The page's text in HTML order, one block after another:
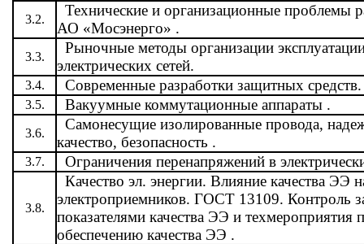
3.2.
Технические и организационные проблемы
АО «Мосэнерго» .
3.3.
Рыночные методы организации
электрических сетей.
3.4. Современные разработки защитных средств.
3.5. Вакуумные коммутационные аппараты .
3.6.
Самонесущие изолированные провода,
качество, безопасность .
3.7. Ограничения перенапряжений в
3.8.
Качество эл. энергии. Влияние качества ЭЭ
электроприемников. ГОСТ 13109. Контроль
показателями качества ЭЭ и техмероприятия
обеспечению качества ЭЭ .